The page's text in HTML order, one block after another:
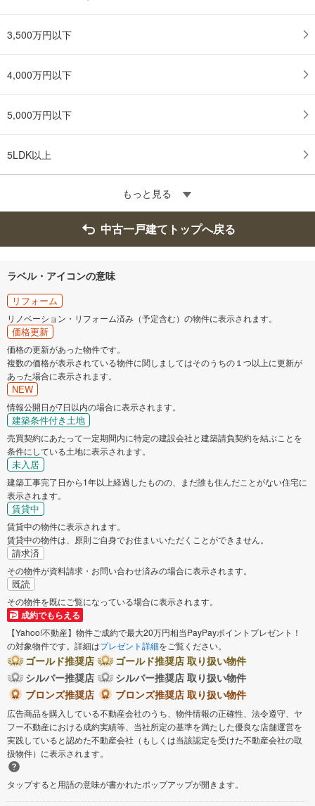
3,500万円以下
4,000万円以下
5,000万円以下
5LDK以上
もっと見る
中古一戸建てトップへ戻る
ラベル・アイコンの意味
リフォーム
リノベーション・リフォーム済み（予定含む）の物件に表示されます。
価格更新
価格の更新があった物件です。
複数の価格が表示されている物件に関しましてはそのうちの１つ以上に更新が
あった場合に表示されます。
NEW
情報公開日が7日以内の場合に表示されます。
建築条件付き土地
売買契約にあたって一定期間内に特定の建設会社と建築請負契約を結ぶことを
条件にしている土地に表示されます。
未入居
建築工事完了日から1年以上経過したものの、まだ誰も住んだことがない住宅に
表示されます。
賃貸中
賃貸中の物件に表示されます。
賃貸中の物件は、原則ご自身でお住まいいただくことができません。
請求済
その物件が資料請求・お問い合わせ済みの場合に表示されます。
既読
その物件を既にご覧になっている場合に表示されます。
成約でもらえる
【Yahoo!不動産】物件ご成約で最大20万円相当PayPayポイントプレゼント！
の対象物件です。詳細はプレゼント詳細をご覧ください。
ゴールド推奨店
ゴールド推奨店 取り扱い物件
シルバー推奨店
シルバー推奨店 取り扱い物件
ブロンズ推奨店
ブロンズ推奨店 取り扱い物件
広告商品を購入している不動産会社のうち、物件情報の正確性、法令遵守、ヤ
フー不動産における成約実績等、当社所定の基準を満たした優良な店舗運営を
実践していると認めた不動産会社（もしくは当該認定を受けた不動産会社の取
扱物件）に表示されます。
タップすると用語の意味が書かれたポップアップが開きます。